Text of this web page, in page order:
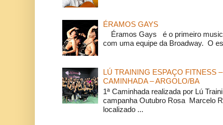
ÉRAMOS GAYS
Éramos Gays é o primeiro
com uma equipe da Broadway. O
LÚ TRAINING ESPAÇO FITNESS
CAMINHADA – ARGOLO/BA
1ª Caminhada realizada por Lú
campanha Outubro Rosa Marcelo
localizado ...